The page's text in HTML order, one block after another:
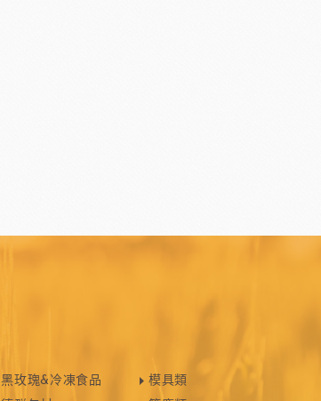
黑玫瑰&冷凍食品
模具類